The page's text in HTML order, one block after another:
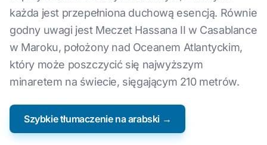
każda jest przepełniona duchową esencją. Równie
godny uwagi jest Meczet Hassana II w Casablance
w Maroku, położony nad Oceanem Atlantyckim,
który może poszczycić się najwyższym
minaretem na świecie, sięgającym 210 metrów.
Szybkie tłumaczenie na arabski →